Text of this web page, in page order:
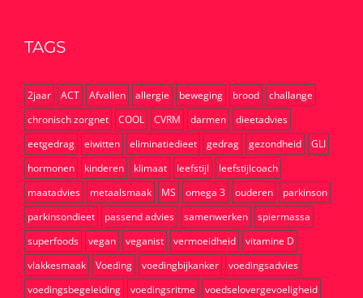
TAGS
2jaar ACT Afvallen allergie beweging brood
challange
chronisch zorgnet
COOL CVRM darmen
dieetadvies
eetgedrag
eiwitten eliminatiedieet gedrag gezondheid
GLI
hormonen
kinderen klimaat leefstijl
leefstijlcoach
maatadvies
metaalsmaak MS omega 3 ouderen
parkinson
parkinsondieet
passend advies samenwerken
spiermassa
superfoods
vegan veganist vermoeidheid
vitamine D
vlakkesmaak
Voeding voedingbijkanker
voedingsadvies
voedingsbegeleiding
voedingsritme voedselovergevoeligheid